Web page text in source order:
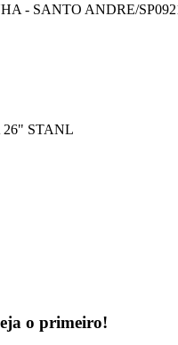
- SANTO ANDRE/SP
STANL
o primeiro!